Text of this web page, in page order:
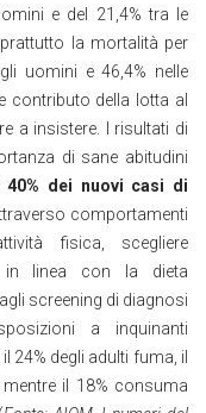
e del 21,4% tra le
la mortalità per
uomini e 46,4% nelle
contributo della lotta al
a insistere. I risultati di
di sane abitudini
40% dei nuovi casi di
comportamenti
fisica, scegliere
in linea con la dieta
screening di diagnosi
a inquinanti
24% degli adulti fuma, il
il 18% consuma